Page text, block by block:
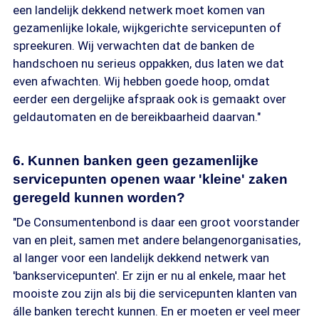
een landelijk dekkend netwerk moet komen van
gezamenlijke lokale, wijkgerichte servicepunten of
spreekuren. Wij verwachten dat de banken de
handschoen nu serieus oppakken, dus laten we dat
even afwachten. Wij hebben goede hoop, omdat
eerder een dergelijke afspraak ook is gemaakt over
geldautomaten en de bereikbaarheid daarvan."
6. Kunnen banken geen gezamenlijke
servicepunten openen waar 'kleine' zaken
geregeld kunnen worden?
"De Consumentenbond is daar een groot voorstander
van en pleit, samen met andere belangenorganisaties,
al langer voor een landelijk dekkend netwerk van
'bankservicepunten'. Er zijn er nu al enkele, maar het
mooiste zou zijn als bij die servicepunten klanten van
álle banken terecht kunnen. En er moeten er veel meer